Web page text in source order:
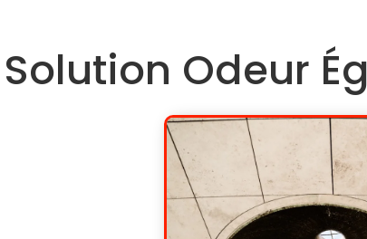
Solution Odeur